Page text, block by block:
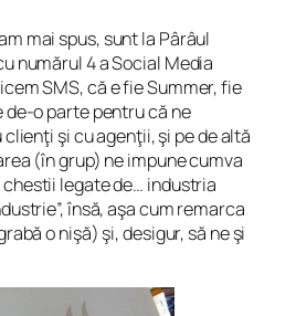
mai spus, sunt la Pârâul
numărul 4 a Social Media
SMS, că e fie Summer, fie
de-o parte pentru că ne
şi cu agenţii, şi pe de altă
(în grup) ne impune cumva
legate de… industria
însă, aşa cum remarca
o nişă) şi, desigur, să ne şi